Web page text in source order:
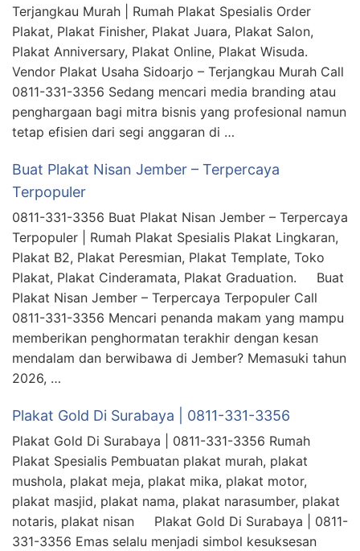
Terjangkau Murah | Rumah Plakat Spesialis Order
Plakat, Plakat Finisher, Plakat Juara, Plakat Salon,
Plakat Anniversary, Plakat Online, Plakat Wisuda.
Vendor Plakat Usaha Sidoarjo – Terjangkau Murah Call
0811-331-3356 Sedang mencari media branding atau
penghargaan bagi mitra bisnis yang profesional namun
tetap efisien dari segi anggaran di …
Buat Plakat Nisan Jember – Terpercaya
Terpopuler
0811-331-3356 Buat Plakat Nisan Jember – Terpercaya
Terpopuler | Rumah Plakat Spesialis Plakat Lingkaran,
Plakat B2, Plakat Peresmian, Plakat Template, Toko
Plakat, Plakat Cinderamata, Plakat Graduation. Buat
Plakat Nisan Jember – Terpercaya Terpopuler Call
0811-331-3356 Mencari penanda makam yang mampu
memberikan penghormatan terakhir dengan kesan
mendalam dan berwibawa di Jember? Memasuki tahun
2026, …
Plakat Gold Di Surabaya | 0811-331-3356
Plakat Gold Di Surabaya | 0811-331-3356 Rumah
Plakat Spesialis Pembuatan plakat murah, plakat
mushola, plakat meja, plakat mika, plakat motor,
plakat masjid, plakat nama, plakat narasumber, plakat
notaris, plakat nisan Plakat Gold Di Surabaya | 0811-
331-3356 Emas selalu menjadi simbol kesuksesan